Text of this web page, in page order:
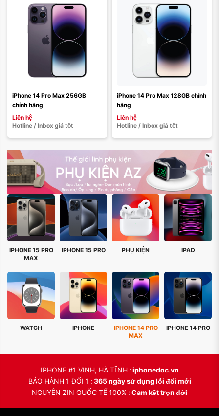
iPhone 14 Pro Max 256GB
chính hãng
Liên hệ
Hotline / Inbox giá tốt
iPhone 14 Pro Max 128GB chính
hãng
Liên hệ
Hotline / Inbox giá tốt
IPHONE 15 PRO
MAX
IPHONE 15 PRO PHỤ KIỆN IPAD
WATCH IPHONE
IPHONE 14 PRO
MAX
IPHONE 14 PRO
IPHONE #1 VINH, HÀ TĨNH
iphonedoc.vn
BẢO HÀNH 1 ĐỔI 1
365 ngày sử dụng lỗi đổi mới
NGUYÊN ZIN QUỐC TẾ 100% Cam kết trọn đời